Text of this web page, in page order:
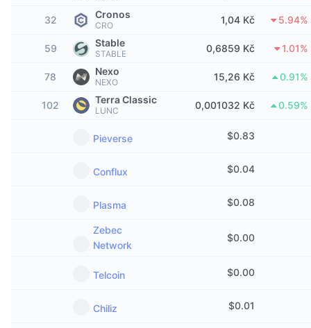
Nedávno přidané
Vítězové a poražení
Nejnavštěvovanější
Sentiment komunity
Žebříček chainů
Ukazatele tržního cyklu
Dominance Bitcoinu
Index CoinMarketCap 20
Index CoinMarketCap 100
Bitcoin ETF
Ethereum ETF
Dokumentace
FAQ
CMC MCP
CMC Max
Hlavní zprávy
Telegram bot
Inzerovat
32 Cronos
CRO 1,04 Kč 5.94%
59 Stable
STABLE 0,6859 Kč 1.01%
78 Nexo
NEXO 15,26 Kč 0.91%
102 Terra Classic
LUNC 0,001032 Kč 0.59%
Pieverse $0.83
Conflux $0.04
Plasma $0.08
Zebec
Network
$0.00
Telcoin $0.00
Chiliz $0.01